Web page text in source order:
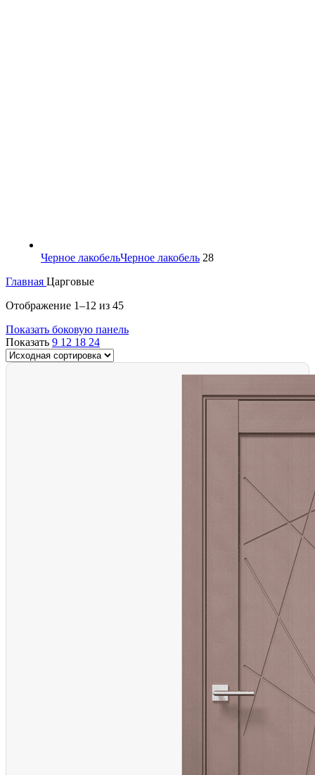
Черное лакобельЧерное лакобель 28
Главная Царговые
Отображение 1–12 из 45
Показать боковую панель
Показать 9 12 18 24